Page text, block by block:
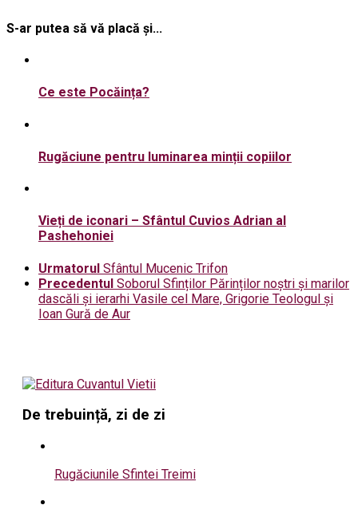
S-ar putea să vă placă și...
Ce este Pocăința?
Rugăciune pentru luminarea minții copiilor
Vieți de iconari – Sfântul Cuvios Adrian al
Pashehoniei
Urmatorul Sfântul Mucenic Trifon
Precedentul Soborul Sfinților Părinților noștri și marilor
dascăli și ierarhi Vasile cel Mare, Grigorie Teologul și
Ioan Gură de Aur
De trebuință, zi de zi
Rugăciunile Sfintei Treimi